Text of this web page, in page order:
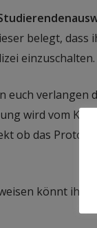
belegt,
einzuschalten.
euch
wird vom
ob das
könnt ihr